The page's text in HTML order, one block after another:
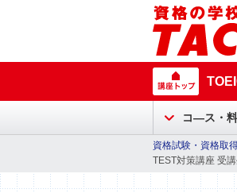
コ―ス・
資格試験・資格取
TEST対策講座 受